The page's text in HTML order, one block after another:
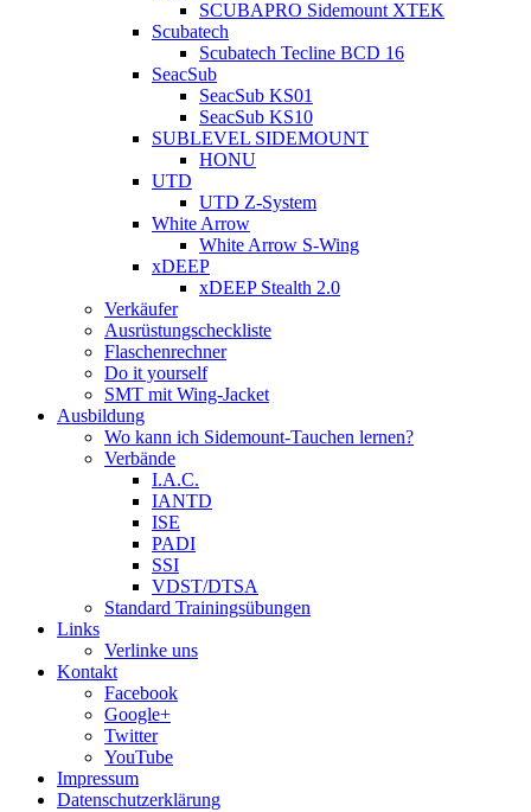
SCUBAPRO Sidemount XTEK
Scubatech
Scubatech Tecline BCD 16
SeacSub
SeacSub KS01
SeacSub KS10
SUBLEVEL SIDEMOUNT
HONU
UTD
UTD Z-System
White Arrow
White Arrow S-Wing
xDEEP
xDEEP Stealth 2.0
Verkäufer
Ausrüstungscheckliste
Flaschenrechner
Do it yourself
SMT mit Wing-Jacket
Ausbildung
Wo kann ich Sidemount-Tauchen lernen?
Verbände
I.A.C.
IANTD
ISE
PADI
SSI
VDST/DTSA
Standard Trainingsübungen
Links
Verlinke uns
Kontakt
Facebook
Google+
Twitter
YouTube
Impressum
Datenschutzerklärung